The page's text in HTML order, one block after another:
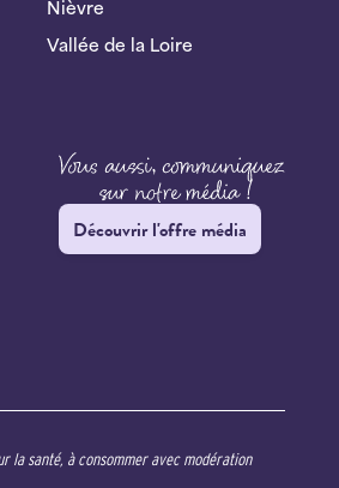
Nièvre
Vallée de la Loire
Découvrir l'offre média
la santé, à consommer avec modération